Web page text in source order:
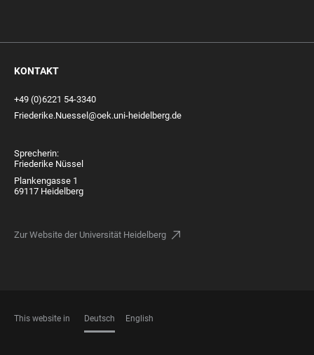
KONTAKT
+49 (0)6221 54-3340
Friederike.Nuessel@oek.uni-heidelberg.de
Sprecherin:
Friederike Nüssel
Plankengasse 1
69117 Heidelberg
Zur Website der Universität Heidelberg
This website in Deutsch English